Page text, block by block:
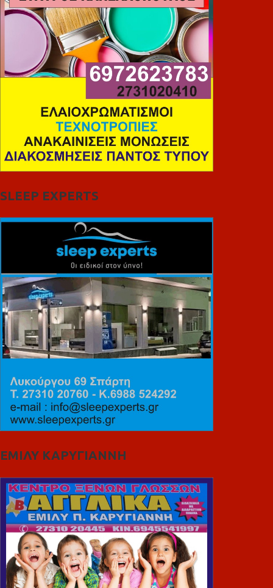
SLEEP EXPERTS
ΕΜΙΛΥ ΚΑΡΥΓΙΑΝΝΗ